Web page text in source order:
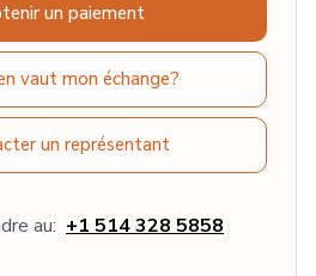
un paiement
vaut mon échange?
un représentant
au: +1 514 328 5858